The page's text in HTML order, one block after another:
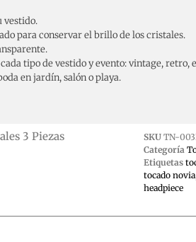
vestido.
para conservar el brillo de los cristales.
tipo de vestido y evento: vintage,
en jardín, salón o playa.
3 Piezas SKUTN-
Categoría
Etiquetas
tocado novia
headpiece